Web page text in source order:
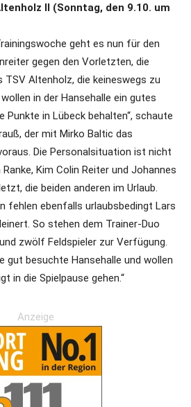
II (Sonntag, den 9.10. um
geht es nun für den
gegen den Vorletzten, die
Altenholz, die keineswegs zu
in der Hansehalle ein gutes
Punkte in Lübeck behalten“, schaute
der mit Mirko Baltic das
Die Personalsituation ist nicht
Kim Colin Reiter und Johannes
die beiden anderen im Urlaub.
fehlen ebenfalls urlaubsbedingt Lars
So stehen dem Trainer-Duo
zwölf Feldspieler zur Verfügung.
gut besuchte Hansehalle und wollen
in die Spielpause gehen.“
Anzeige